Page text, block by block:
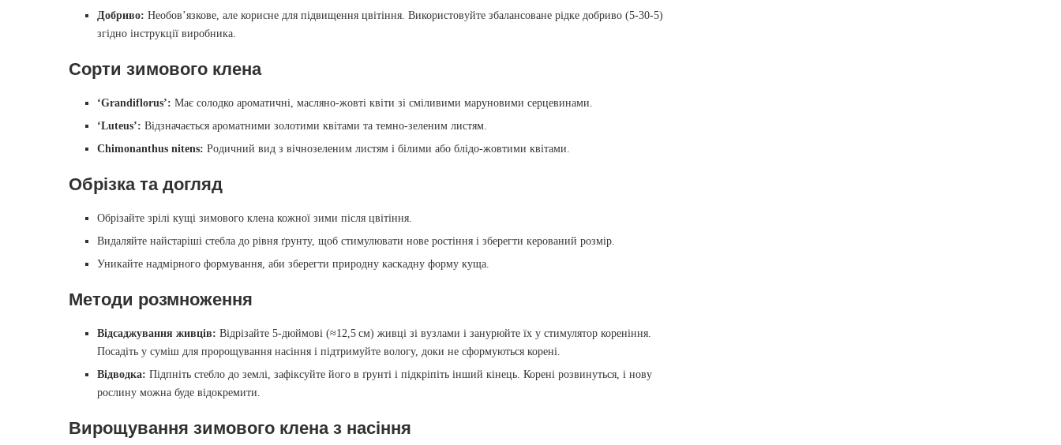
Добриво: Необов’язкове, але корисне для підвищення цвітіння. Використовуйте збалансоване рідке добриво (5‑30‑5)
згідно інструкції виробника.
Сорти зимового клена
‘Grandiflorus’: Має солодко ароматичні, масляно-жовті квіти зі сміливими маруновими серцевинами.
‘Luteus’: Відзначається ароматними золотими квітами та темно-зеленим листям.
Chimonanthus nitens: Родичний вид з вічнозеленим листям і білими або блідо-жовтими квітами.
Обрізка та догляд
Обрізайте зрілі кущі зимового клена кожної зими після цвітіння.
Видаляйте найстаріші стебла до рівня ґрунту, щоб стимулювати нове ростіння і зберегти керований розмір.
Уникайте надмірного формування, аби зберегти природну каскадну форму куща.
Методи розмноження
Відсаджування живців: Відрізайте 5‑дюймові (≈12,5 см) живці зі вузлами і занурюйте їх у стимулятор кореніння.
Посадіть у суміш для пророщування насіння і підтримуйте вологу, доки не сформуються корені.
Відводка: Підпніть стебло до землі, зафіксуйте його в ґрунті і підкріпіть інший кінець. Корені розвинуться, і нову
рослину можна буде відокремити.
Вирощування зимового клена з насіння